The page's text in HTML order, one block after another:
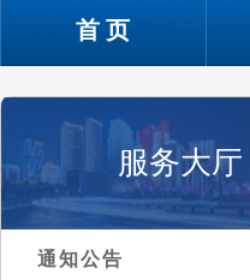
首页
服务大厅
通知公告